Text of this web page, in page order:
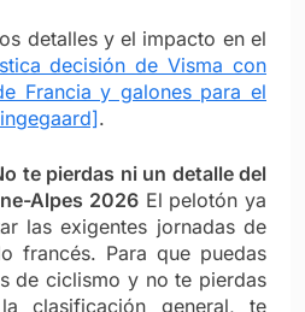
detalles y el impacto en el
decisión de Visma con
Francia y galones para el
.
te pierdas ni un detalle del
Alpes 2026El pelotón ya
las exigentes jornadas de
francés. Para que puedas
de ciclismo y no te pierdas
clasificación general, te